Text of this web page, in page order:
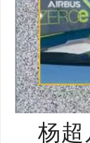
杨超